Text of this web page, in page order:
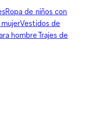
Ropa de niños con
Vestidos de
hombreTrajes de